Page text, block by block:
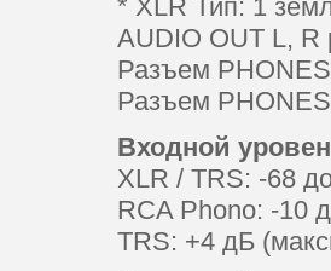
* XLR Тип: 1
AUDIO OUT L, R
Разъем
Разъем
Входной
XLR / TRS: -68
RCA Phono: -10
TRS: +4 дБ